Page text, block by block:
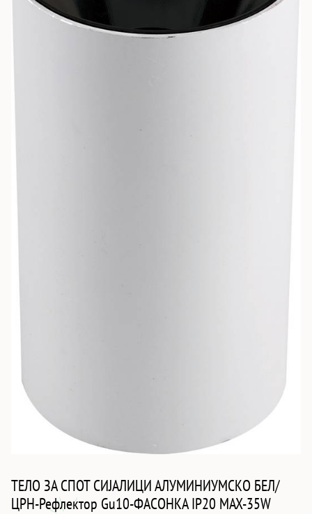
ТЕЛО ЗА СПОТ СИЈАЛИЦИ АЛУМИНИУМСКО БЕЛ/
ЦРН-Рефлектор Gu10-ФАСОНКА IP20 MAX-35W